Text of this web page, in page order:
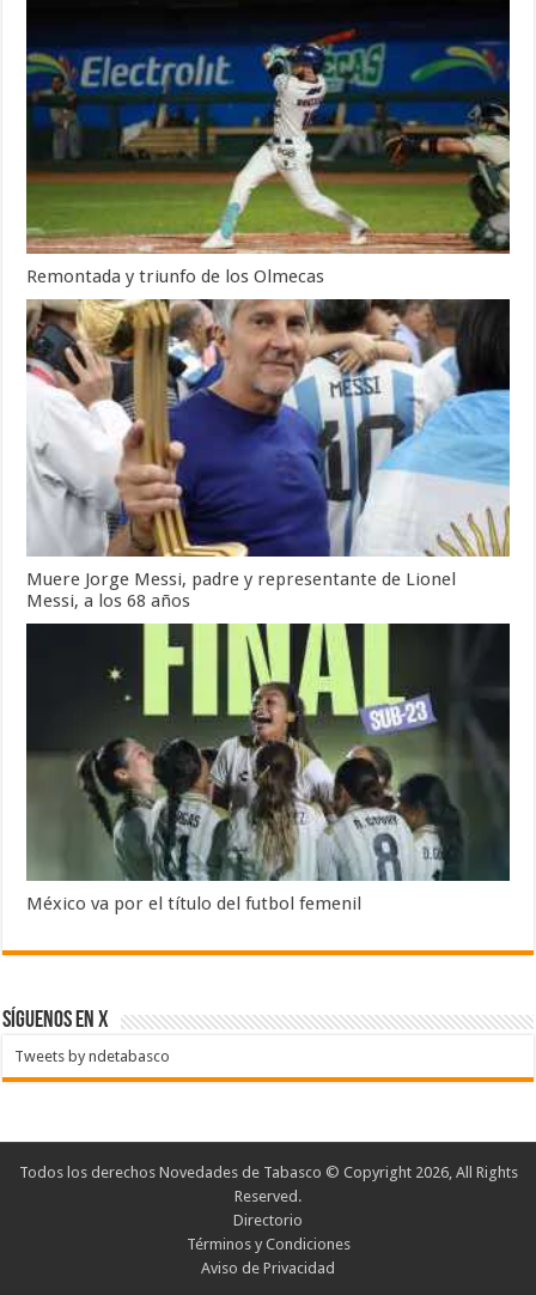
Remontada y triunfo de los Olmecas
Muere Jorge Messi, padre y representante de Lionel
Messi, a los 68 años
México va por el título del futbol femenil
SÍGUENOS EN X
Tweets by ndetabasco
Todos los derechos Novedades de Tabasco © Copyright 2026, All Rights
Reserved.
Directorio
Términos y Condiciones
Aviso de Privacidad